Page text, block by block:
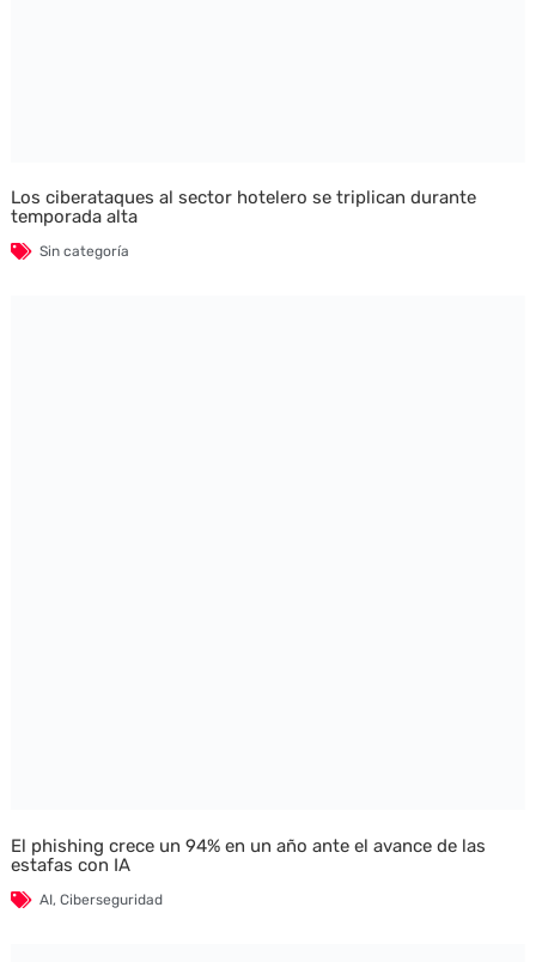
Los ciberataques al sector hotelero se triplican durante
temporada alta
Sin categoría
El phishing crece un 94% en un año ante el avance de las
estafas con IA
AI, Ciberseguridad